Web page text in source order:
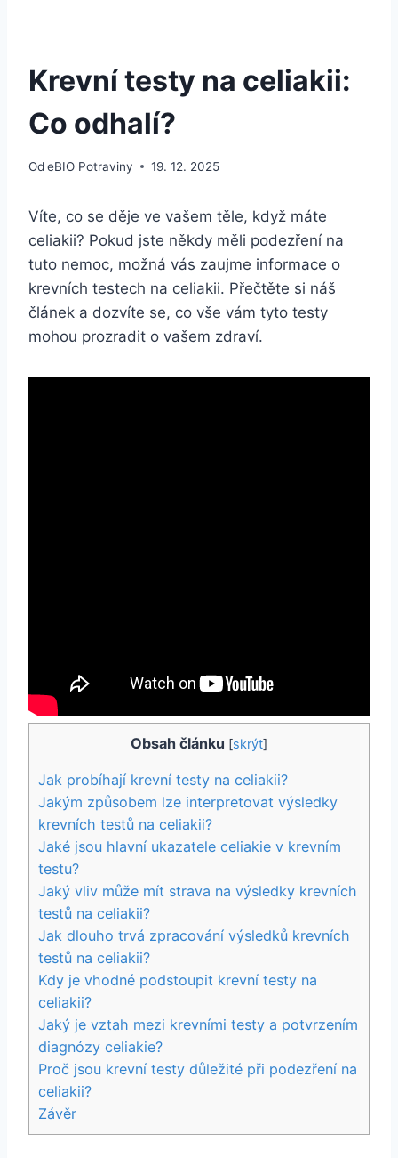
Krevní testy na celiakii:
Co odhalí?
OdeBIO Potraviny 19. 12. 2025
Víte, co se děje ve vašem těle, když máte
celiakii? Pokud jste někdy měli podezření na
tuto nemoc, možná vás zaujme informace o
krevních testech na celiakii. Přečtěte si náš
článek a dozvíte se, co vše vám tyto testy
mohou prozradit o vašem zdraví.
Obsah článku [skrýt]
Jak probíhají krevní testy na celiakii?
Jakým způsobem lze interpretovat výsledky
krevních testů na celiakii?
Jaké jsou hlavní ukazatele celiakie v krevním
testu?
Jaký vliv může mít strava na výsledky krevních
testů na celiakii?
Jak dlouho trvá zpracování výsledků krevních
testů na celiakii?
Kdy je vhodné podstoupit krevní testy na
celiakii?
Jaký je vztah mezi krevními testy a potvrzením
diagnózy celiakie?
Proč jsou krevní testy důležité při podezření na
celiakii?
Závěr